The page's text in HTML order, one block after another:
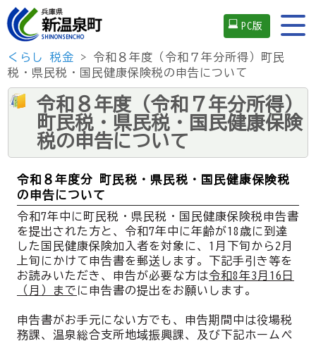
PC版
くらし 税金 > 令和８年度（令和７年分所得）町民
税・県民税・国民健康保険税の申告について
令和８年度（令和７年分所得）
町民税・県民税・国民健康保険
税の申告について
令和８年度分 町民税・県民税・国民健康保険税
の申告について
令和7年中に町民税・県民税・国民健康保険税申告書
を提出された方と、令和7年中に年齢が18歳に到達
した国民健康保険加入者を対象に、1月下旬から2月
上旬にかけて申告書を郵送します。下記手引き等を
お読みいただき、申告が必要な方は令和8年3月16日
（月）まで に申告書の提出をお願いします。
申告書がお手元にない方でも、申告期間中は役場税
務課、温泉総合支所地域振興課、及び下記ホームペ